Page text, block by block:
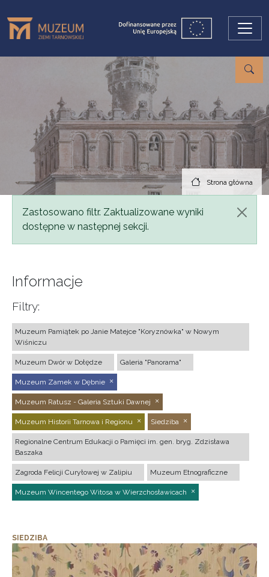
Strona główna
Komunikat
Zastosowano filtr. Zaktualizowane wyniki
dostępne w następnej sekcji.
Informacje
Filtry:
Muzeum Pamiątek po Janie Matejce "Koryznówka" w Nowym
Wiśniczu
Muzeum Dwór w Dołędze Galeria "Panorama"
Muzeum Zamek w Dębnie
Muzeum Ratusz - Galeria Sztuki Dawnej
Muzeum Historii Tarnowa i Regionu Siedziba
Regionalne Centrum Edukacji o Pamięci im. gen. bryg. Zdzisława
Baszaka
Zagroda Felicji Curyłowej w Zalipiu Muzeum Etnograficzne
Muzeum Wincentego Witosa w Wierzchosławicach
SIEDZIBA